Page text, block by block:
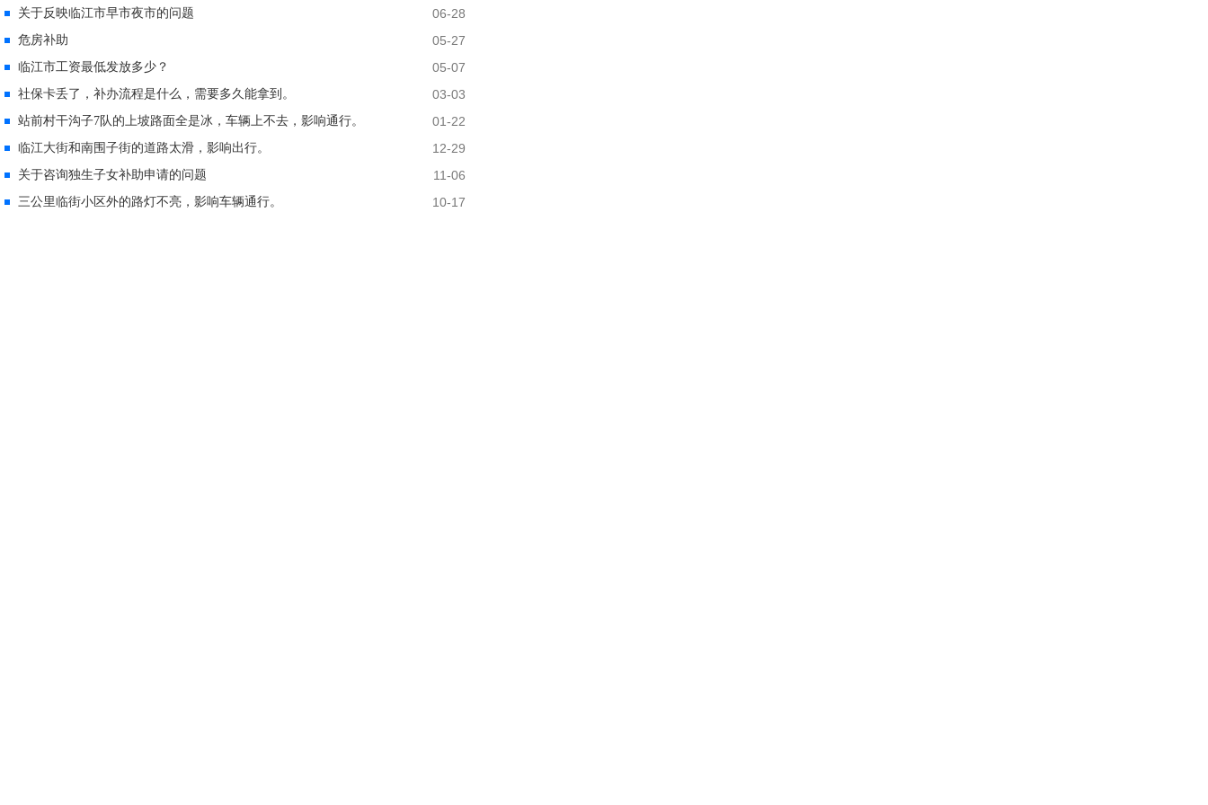
关于反映临江市早市夜市的问题 06-28
危房补助 05-27
临江市工资最低发放多少？ 05-07
社保卡丢了，补办流程是什么，需要多久能拿到。 03-03
站前村干沟子7队的上坡路面全是冰，车辆上不去，影响通行。 01-22
临江大街和南围子街的道路太滑，影响出行。 12-29
关于咨询独生子女补助申请的问题 11-06
三公里临街小区外的路灯不亮，影响车辆通行。 10-17